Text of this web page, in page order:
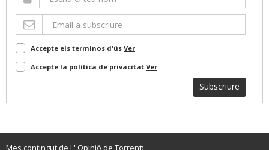
Accepte els terminos d'ús Ver
Accepte la política de privacitat Ver
Subscriure
Mes contingut de L' Opinió de Torrent: